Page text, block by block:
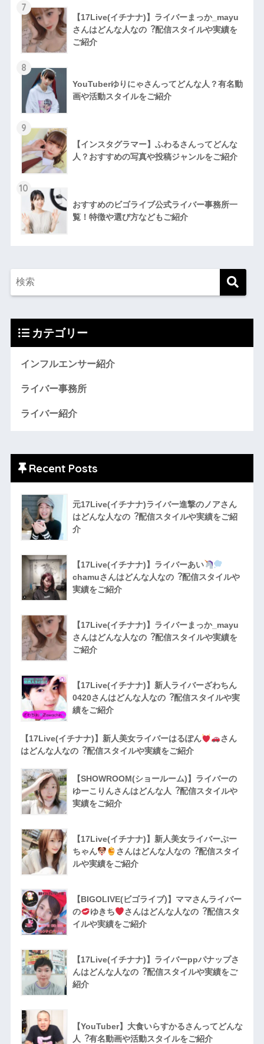
7
【17Live(イチナナ)】ライバーまっか_mayu
さんはどんな人なの︖配信スタイルや実績を
ご紹介
8
YouTuberゆりにゃさんってどんな⼈？有名動
画や活動スタイルをご紹介
9
【インスタグラマー】ふわるさんってどんな
人？おすすめの写真や投稿ジャンルをご紹介
10
おすすめのビゴライブ公式ライバー事務所一
覧！特徴や選び方などもご紹介
カテゴリー
インフルエンサー紹介
ライバー事務所
ライバー紹介
Recent Posts
元17Live(イチナナ)ライバー進撃のノアさん
はどんな人なの︖配信スタイルや実績をご紹
介
【17Live(イチナナ)】ライバーあい
chamuさんはどんな人なの︖配信スタイルや
実績をご紹介
【17Live(イチナナ)】ライバーまっか_mayu
さんはどんな人なの︖配信スタイルや実績を
ご紹介
【17Live(イチナナ)】新人ライバーざわちん
0420さんはどんな人なの︖配信スタイルや実
績をご紹介
【17Live(イチナナ)】新人美女ライバーはるぽん
さん
はどんな人なの︖配信スタイルや実績をご紹介
【SHOWROOM(ショールーム)】ライバーの
ゆーこりんさんはどんな人︖配信スタイルや
実績をご紹介
【17Live(イチナナ)】新人美女ライバーぷー
ちゃん
さんはどんな人なの︖配信スタイ
ルや実績をご紹介
【BIGOLIVE(ビゴライブ)】ママさんライバー
の
ゆきち
さんはどんな人なの︖配信スタ
イルや実績をご紹介
【17Live(イチナナ)】ライバーppパナップさ
んはどんな人なの︖配信スタイルや実績をご
紹介
【YouTuber】大食いらすかるさんってどんな
⼈︖有名動画や活動スタイルをご紹介